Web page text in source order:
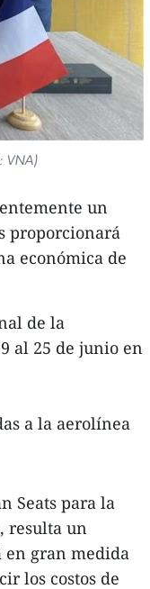
VNA)
un
proporcionará
económica de
de la
al 25 de junio en
a la aerolínea
Seats para la
resulta un
gran medida
los costos de